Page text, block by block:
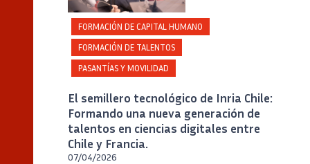
FORMACIÓN DE CAPITAL HUMANO
FORMACIÓN DE TALENTOS
PASANTÍAS Y MOVILIDAD
El semillero tecnológico de Inria Chile:
Formando una nueva generación de
talentos en ciencias digitales entre
Chile y Francia.
07/04/2026